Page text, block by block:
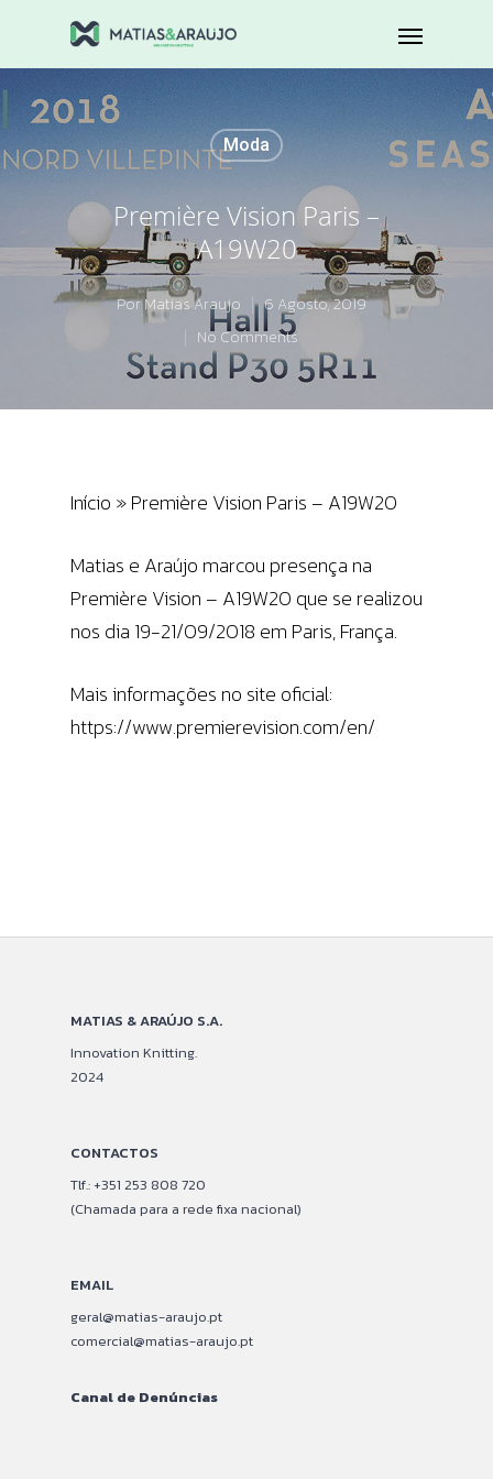
Moda
Première Vision Paris –
A19W20
PorMatias Araujo
6 Agosto, 2019
No Comments
Início »Première Vision Paris – A19W20
Matias e Araújo marcou presença na
Première Vision – A19W20 que se realizou
nos dia 19-21/09/2018 em Paris, França.
Mais informações no site oficial:
https://www.premierevision.com/en/
MATIAS & ARAÚJO S.A.
Innovation Knitting.
2024
CONTACTOS
Tlf.: +351 253 808 720
(Chamada para a rede fixa nacional)
EMAIL
geral@matias-araujo.pt
comercial@matias-araujo.pt
Canal de Denúncias